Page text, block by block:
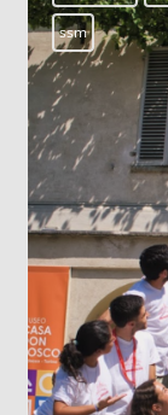
LOS